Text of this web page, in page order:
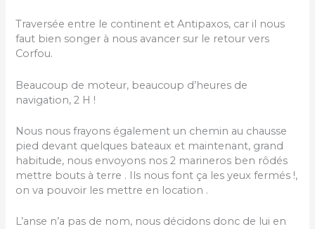
Traversée entre le continent et Antipaxos, car il nous
faut bien songer à nous avancer sur le retour vers
Corfou.
Beaucoup de moteur, beaucoup d’heures de
navigation, 2 H !
Nous nous frayons également un chemin au chausse
pied devant quelques bateaux et maintenant, grand
habitude, nous envoyons nos 2 marineros ben rôdés
mettre bouts à terre . Ils nous font ça les yeux fermés !,
on va pouvoir les mettre en location .
L’anse n’a pas de nom, nous décidons donc de lui en